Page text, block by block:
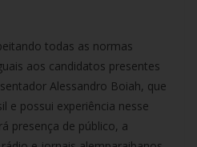
todas as normas
aos candidatos presentes
Alessandro Boiah, que
e possui experiência nesse
presença de público, a